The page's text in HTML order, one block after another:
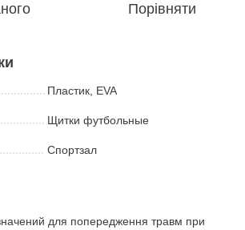
Порівняти
Пластик, EVA
Щитки футбольные
Спортзал
для попередження травм при